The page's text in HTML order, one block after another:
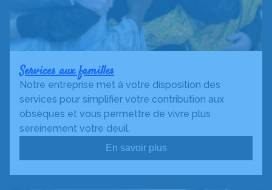
Services aux familles
Notre entreprise met à votre disposition des
services pour simplifier votre contribution aux
obsèques et vous permettre de vivre plus
sereinement votre deuil.
En savoir plus